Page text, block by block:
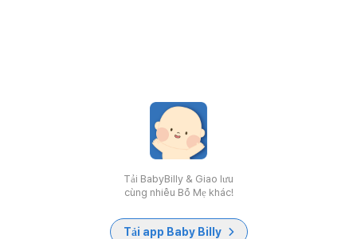
Tải BabyBilly & Giao lưu
cùng nhiều Bố Mẹ khác!
Tải app Baby Billy